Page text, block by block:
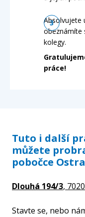
Absolvujete
obeznámíte
kolegy.
práce!
Tuto i další
můžete
pobočce
Dlouhá 194/3,
Stavte se, nebo